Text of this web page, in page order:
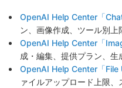
OpenAI Help Center「
ン、画像作成、ツール別上
OpenAI Help Center「
成・編集、提供プラン、生
OpenAI Help Center「File
ァイルアップロード上限、